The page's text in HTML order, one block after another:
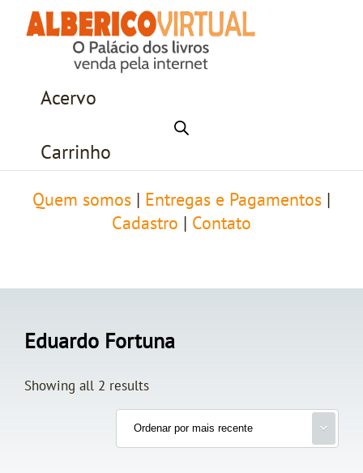
Acervo
Carrinho
Quem somos Entregas e Pagamentos
Cadastro
Contato
Eduardo Fortuna
Showing all 2 results